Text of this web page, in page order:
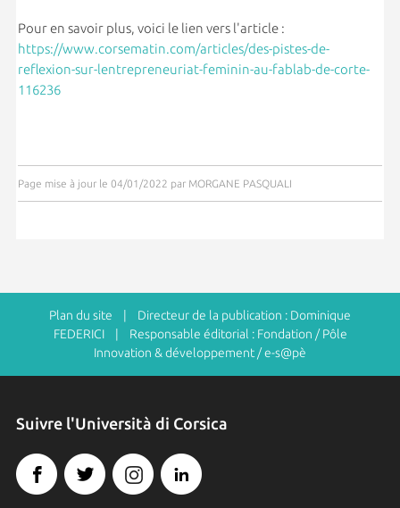
Pour en savoir plus, voici le lien vers l'article :
https://www.corsematin.com/articles/des-pistes-de-
reflexion-sur-lentrepreneuriat-feminin-au-fablab-de-corte-
116236
Page mise à jour le 04/01/2022 par MORGANE PASQUALI
Plan du site | Directeur de la publication : Dominique
FEDERICI | Responsable éditorial : Fondation / Pôle
Innovation & développement / e-s@pè
Suivre l'Università di Corsica